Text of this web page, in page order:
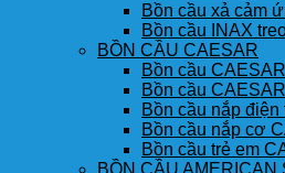
Bồn cầu xả cảm
Bồn cầu INAX
BỒN CẦU CAESAR
Bồn cầu
Bồn cầu
Bồn cầu nắp
Bồn cầu nắp cơ
Bồn cầu trẻ em